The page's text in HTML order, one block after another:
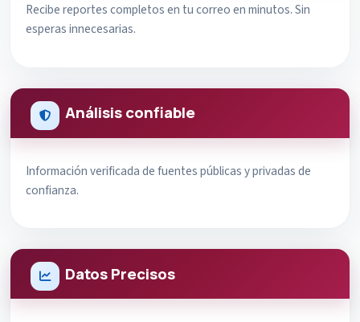
Recibe reportes completos en tu correo en minutos. Sin
esperas innecesarias.
Análisis confiable
Información verificada de fuentes públicas y privadas de
confianza.
Datos Precisos